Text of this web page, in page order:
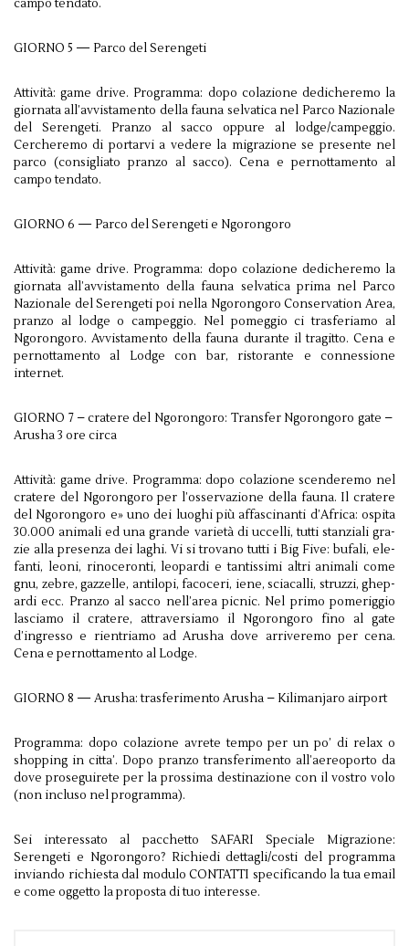
campo tendato.
GIORNO 5 — Parco del Serengeti
Attività: game drive. Programma: dopo colazione dedicher­emo la
gior­nata all’avvistamento della fauna sel­vat­ica nel Parco Nazionale
del Serengeti. Pranzo al sacco oppure al lodge/​campeggio.
Cercher­emo di por­tarvi a vedere la migrazione se pre­sente nel
parco (con­sigliato pranzo al sacco). Cena e per­not­ta­mento al
campo tendato.
GIORNO 6 — Parco del Serengeti e Ngoron­goro
Attività: game drive. Pro­gramma: dopo colazione dedicher­emo la
gior­nata all’avvistamento della fauna sel­vat­ica prima nel Parco
Nazionale del Serengeti poi nella Ngoron­goro Con­ser­va­tion Area,
pranzo al lodge o campeg­gio. Nel pomeg­gio ci trasfe­ri­amo al
Ngoron­goro. Avvis­ta­mento della fauna durante il tragitto. Cena e
per­not­ta­mento al Lodge con bar, ris­torante e con­nes­sione
internet.
GIORNO 7 – cratere del Ngoron­goro: Trans­fer Ngoron­goro gate –
Arusha 3 ore circa
Attività: game drive. Pro­gramma: dopo colazione scen­der­emo nel
cratere del Ngoron­goro per l’osservazione della fauna. Il cratere
del Ngoron­goro e» uno dei luoghi più affasci­nanti d’Africa: ospita
30.000 ani­mali ed una grande vari­età di uccelli, tutti stanziali gra­
zie alla pre­senza dei laghi. Vi si trovano tutti i Big Five: bufali, ele­
fanti, leoni, rinoceronti, leop­ardi e tan­tis­simi altri ani­mali come
gnu, zebre, gazzelle, antilopi, faco­ceri, iene, sci­a­calli, struzzi, ghep­
ardi ecc. Pranzo al sacco nell’area pic­nic. Nel primo pomerig­gio
las­ci­amo il cratere, attra­ver­si­amo il Ngoron­goro fino al gate
d’ingresso e rien­tri­amo ad Arusha dove arriver­emo per cena.
Cena e per­not­ta­mento al Lodge.
GIORNO 8 — Arusha: trasfer­i­mento Arusha – Kil­i­man­jaro airport
Programma: dopo colazione avrete tempo per un po’ di relax o
shop­ping in citta’. Dopo pranzo trans­fer­i­mento all’aereoporto da
dove pros­eguirete per la prossima des­ti­nazione con il vostro volo
(non incluso nel programma).
Sei inter­es­sato al pac­chetto SAFARI Spe­ciale Migrazione:
Serengeti e Ngoron­goro? Richiedi dettagli/​costi del pro­gramma
inviando richi­esta dal mod­ulo CON­TATTI speci­f­i­cando la tua email
e come oggetto la pro­posta di tuo interesse.